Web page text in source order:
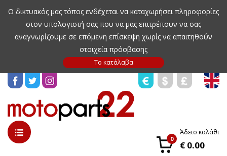
Ο δικτυακός μας τόπος ενδέχεται να καταχωρήσει πληροφορίες
στον υπολογιστή σας που να μας επιτρέπουν να σας
αναγνωρίζουμε σε επόμενη επίσκεψη χωρίς να απαιτηθούν
στοιχεία πρόσβασης
0
Άδειο καλάθι
€ 0.00